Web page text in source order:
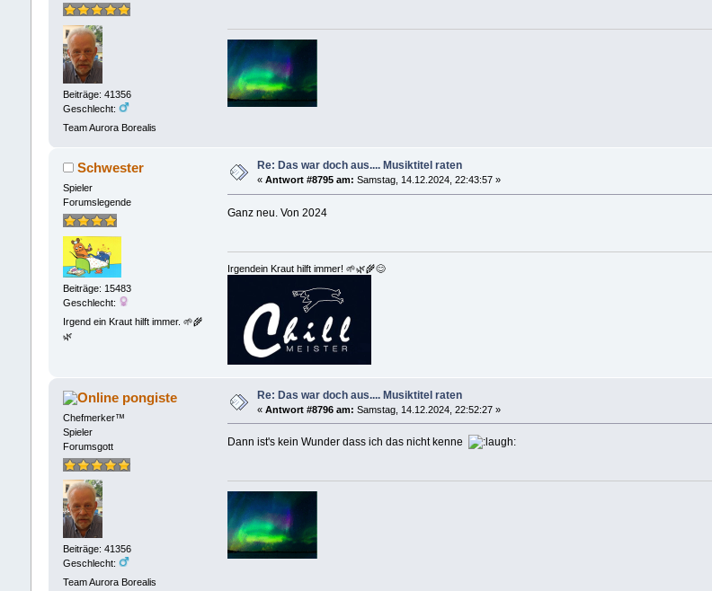
Beiträge: 41356
Geschlecht:
Team Aurora Borealis
Schwester
Spieler
Forumslegende
Beiträge: 15483
Geschlecht:
Irgend ein Kraut hilft immer. 🌱🌾
🌿
Re: Das war doch aus.... Musiktitel raten
« Antwort #8795 am: Samstag, 14.12.2024, 22:43:57 »
Ganz neu. Von 2024
Irgendein Kraut hilft immer! 🌱🌿🌾😊
pongiste
Chefmerker™
Spieler
Forumsgott
Beiträge: 41356
Geschlecht:
Team Aurora Borealis
Re: Das war doch aus.... Musiktitel raten
« Antwort #8796 am: Samstag, 14.12.2024, 22:52:27 »
Dann ist's kein Wunder dass ich das nicht kenne